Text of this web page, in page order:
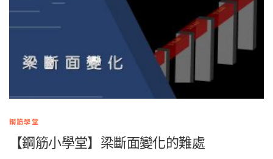
鋼筋學堂
【鋼筋小學堂】梁斷面變化的難處